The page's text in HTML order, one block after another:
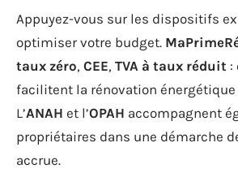
Appuyez-vous sur les dispositifs
optimiser votre budget.
taux zéro, CEE, TVA à taux réduit :
facilitent la rénovation énergétique
L’ANAH et l’OPAH accompagnent
propriétaires dans une démarche
accrue.